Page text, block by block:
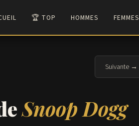
🏆 TOP HOMMES FEMMES
Suivante →
Snoop Dogg